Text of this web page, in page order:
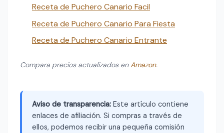
Receta de Puchero Canario Facil
Receta de Puchero Canario Para Fiesta
Receta de Puchero Canario Entrante
Compara precios actualizados enAmazon.
Aviso de transparencia: Este artículo contiene
enlaces de afiliación. Si compras a través de
ellos, podemos recibir una pequeña comisión